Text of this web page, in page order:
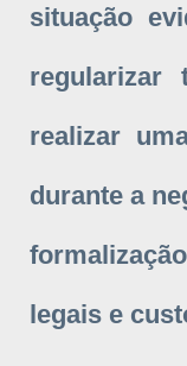
situação
regularizar
realizar
durante a
legais e